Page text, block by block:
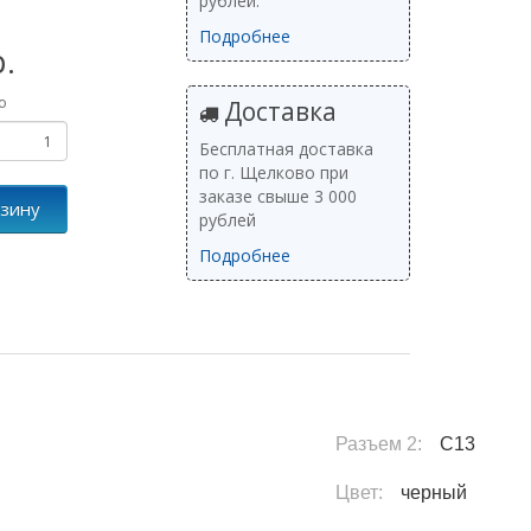
Подробнее
Доставка
Бесплатная доставка
по г. Щелково при
заказе свыше 3 000
рублей
Подробнее
Разъем 2: C13
Цвет: черный